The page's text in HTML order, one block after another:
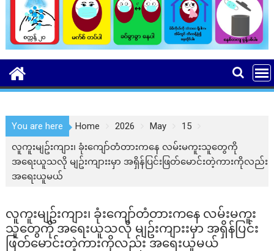
You are here Home 2026 May
15
လူကူးမျဥ်းကျား၊ ခုံးကျော်တံတားကနေ လမ်းမကူးသူတွေကို
အရေးယူသလို မျဥ်းကျားးမှာ အရှိန်ပြင်းဖြတ်​မောင်းတဲ့ကားကိုလည်း
အရေးယူမယ်
လူကူးမျဥ်းကျား၊ ခုံးကျော်တံတားကနေ လမ်းမကူး
သူတွေကို အရေးယူသလို မျဥ်းကျားးမှာ အရှိန်ပြင်း
ဖြတ်​မောင်းတဲ့ကားကိုလည်း အရေးယူမယ်